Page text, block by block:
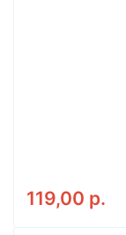
119,00 р.